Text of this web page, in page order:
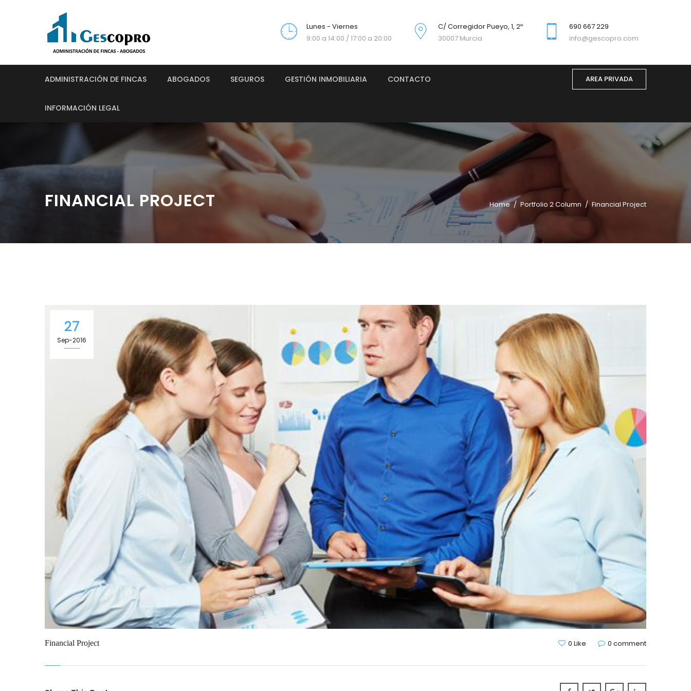
Lunes - Viernes
9:00 a 14:00 / 17:00 a 20:00
C/ Corregidor Pueyo, 1, 2º
30007 Murcia
690 667 229
info@gescopro.com
ADMINISTRACIÓN DE FINCAS ABOGADOS SEGUROS GESTIÓN INMOBILIARIA CONTACTO
INFORMACIÓN LEGAL
AREA PRIVADA
FINANCIAL PROJECT Home Portfolio 2 Column Financial Project
27
Sep-2016
Financial Project 0 Like 0 comment